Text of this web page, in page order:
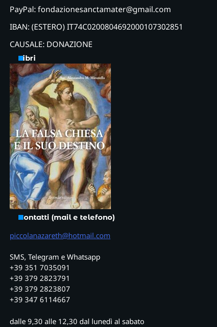
PayPal: fondazionesanctamater@gmail.com
IBAN: (ESTERO) IT74C0200804692000107302851
CAUSALE: DONAZIONE
Libri
Contatti (mail e telefono)
piccolanazareth@hotmail.com
SMS, Telegram e Whatsapp
+39 351 7035091
+39 379 2823791
+39 379 2823807
+39 347 6114667
dalle 9,30 alle 12,30 dal lunedì al sabato